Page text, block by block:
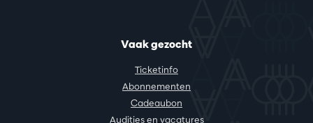
Vaak gezocht
Ticketinfo
Abonnementen
Cadeaubon
Audities en vacatures